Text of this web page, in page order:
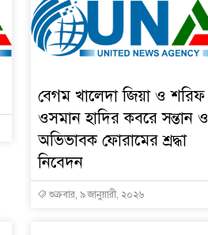
বেগম খালেদা জিয়া ও শরিফ
ওসমান হাদির কবরে সন্তান ও
অভিভাবক ফোরামের শ্রদ্ধা
নিবেদন
শুক্রবার, ৯ জানুয়ারী, ২০২৬